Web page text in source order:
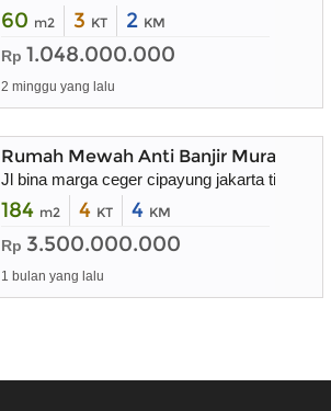
60 m2 3 KT 2 KM
Rp 1.048.000.000
2 minggu yang lalu
Rumah Mewah Anti Banjir Murah
Jl bina marga ceger cipayung jakarta timur
184 m2 4 KT 4 KM
Rp 3.500.000.000
1 bulan yang lalu